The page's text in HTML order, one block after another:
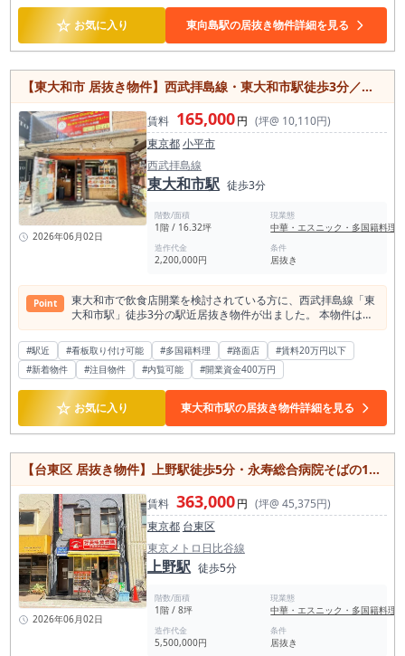
能。 土日・祝日の利用にも対応しているため、習い事教室やカ
ルチャースクール、予約制サービス店舗などにも適していま
す。 また、駐輪場・バイク置場が利用できるため、地域密着型
の業態にも便利な環境です。 駅周辺には住宅地が広がり、地域
住民の利用が期待できるエリアです。 内装については相談可能
なため、業態に合わせたアレンジもご検討いただけます。 東向
島エリアで教室や事務所向けの物件をお探しの方はぜひお問い
合わせください。
☆ お気に入り 東向島駅の居抜き物件詳細を見る
【東大和市 居抜き物件】西武拝島線・東大和市駅徒歩3分／約16坪・賃料16.5万円のネパール料理居抜き店舗
2026年06月02日
賃料 165,000円 (坪@ 10,110円)
東京都小平市
西武拝島線
東大和市駅 徒歩3分
階数/面積
1階 / 16.32坪
現業態
中華・エスニック・多国籍料理
造作代金
2,200,000円
条件
居抜き
Point
東大和市で飲食店開業を検討されている方に、西武拝島線「東
大和市駅」徒歩3分の駅近居抜き物件が出ました。 本物件は、
東京都東大和市エリアに位置するネパール料理店の居抜き物件
です。 駅から徒歩3分という分かりやすい立地にあり、約
16.32坪、賃料16.5万円という検討しやすい条件が魅力です。
東大和市で飲食店開業を目指す方、西武拝島線沿線で居抜き物
件を探している方におすすめの1件です。 西武拝島線「東大和
市駅」は、2024年度の1日平均乗降客数が23,998人と、周辺住
民の通勤・通学・買い物利用が見込める生活密着型の駅です。
駅前から周辺住宅地へと人の流れが続くエリアであり、都心部
い立地といえます。 ランチ、夕食、テイクアウト、家族利用、
近隣住民のリピート利用など、地域密着型の飲食店運営と相性
の良いエリアです。 本物件の大きな魅力は、駅徒歩3分の1階
店舗でありながら、賃料が税込16.5万円に抑えられている点で
す。 面積は約16.32坪あり、客席・厨房・導線のバランスを取
りやすい店舗サイズです。 坪単価も抑えられており、固定費を
できるだけ抑えながら飲食店開業をしたい方にとって、検討し
やすい条件といえます。 都心部の高賃料エリアではなく、地域
密着で安定運営を目指したい方に向いています。 前業態はネパ
ール料理店で、現況は中華・エスニック・多国籍料理系の居抜
き物件です。 内装状態も良好で、既存造作を活用した出店計画
が立てやすい点が魅力です。 スケルトンから店舗を作り込む場
合と比較して、初期投資や開業準備期間を抑えやすい可能性が
あります。 ネパール料理、インド料理、カレー、アジアン料
#駅近 #看板取り付け可能 #多国籍料理 #路面店
#賃料20万円以下
#新着物件
#注目物件 #内覧可能 #開業資金400万円
☆ お気に入り 東大和市駅の居抜き物件詳細を見る
【台東区 居抜き物件】上野駅徒歩5分・永寿総合病院そばの1階中華料理店居抜き店舗／約8坪
2026年06月02日
賃料 363,000円 (坪@ 45,375円)
東京都 台東区
東京メトロ日比谷線
上野駅 徒歩5分
階数/面積
1階 / 8坪
現業態
中華・エスニック・多国籍料理
造作代金
5,500,000円
条件
居抜き